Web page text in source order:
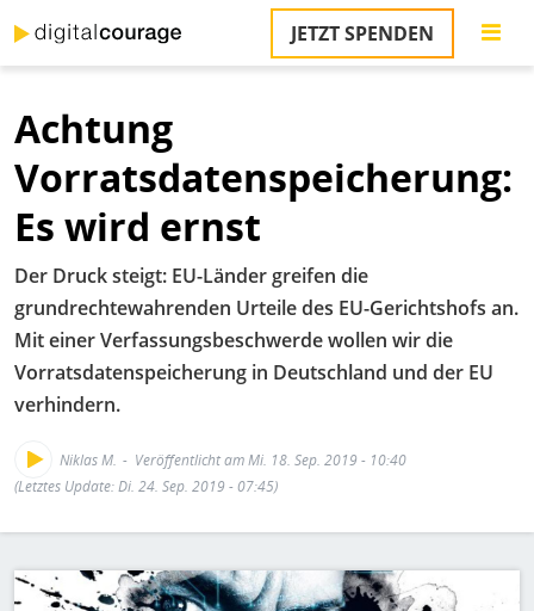
zum
Inhalt
JETZT SPENDEN
Achtung
Vorratsdatenspeicherung:
Es wird ernst
Der Druck steigt: EU-Länder greifen die
grundrechtewahrenden Urteile des EU-Gerichtshofs an.
Mit einer Verfassungsbeschwerde wollen wir die
Vorratsdatenspeicherung in Deutschland und der EU
verhindern.
Niklas M.
Veröffentlicht am Mi. 18. Sep. 2019 - 10:40
(Letztes Update: Di. 24. Sep. 2019 - 07:45)
Bild